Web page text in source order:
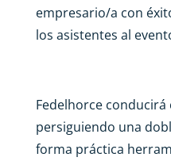
empresario/a con
los asistentes al
Fedelhorce
persiguiendo una
forma práctica